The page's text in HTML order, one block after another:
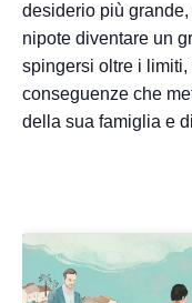
desiderio più
nipote diventare un
spingersi oltre i
conseguenze che
della sua famiglia e